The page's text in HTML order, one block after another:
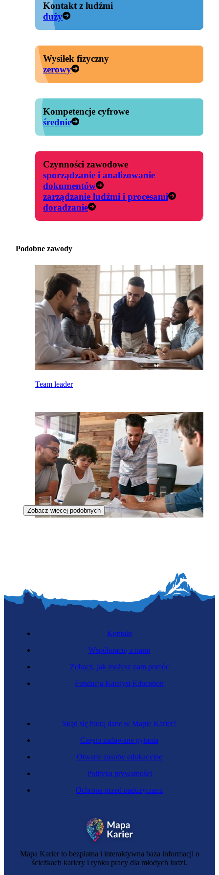
Kontakt z ludźmi
duży
Wysiłek fizyczny
zerowy
Kompetencje cyfrowe
średnie
Czynności zawodowe
sporządzanie i analizowanie
dokumentów
zarządzanie ludźmi i procesami
doradzanie
Podobne zawody
Team leader
Chief Happiness Officer
Zawód przyszłości
Menedżer wielokulturowości
Zobacz więcej podobnych
Mapa Karier to bezpłatna i interaktywna baza informacji o
ścieżkach kariery i rynku pracy dla młodych ludzi.
Skąd się biorą dane w Mapie Karier?
Często zadawane pytania
Otwarte zasoby edukacyjne
Polityka prywatności
Ochrona przed nadużyciami
Kontakt
Współpracuj z nami
Zobacz, jak możesz nam pomóc
Fundacja Katalyst Education